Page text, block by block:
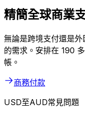
精簡全球商業
無論是跨境支付還是
的需求。安排在 190
帳。
商務付款
USD至AUD常見問題